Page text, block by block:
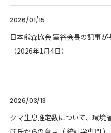
2026/01/15
日本熊森協会 室谷会長の記事
（2026年1月4日）
2026/03/13
クマ生息推定数について、環
彦氏からの意見（ 統計学専門 ）